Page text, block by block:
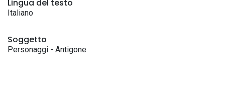
Lingua del testo
Italiano
Soggetto
Personaggi - Antigone